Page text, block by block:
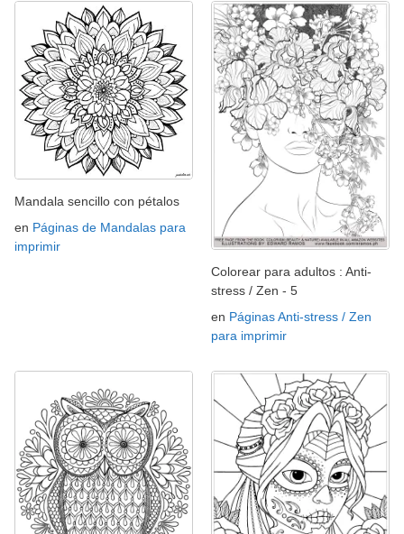
Mandala sencillo con pétalos
en Páginas de Mandalas para
imprimir
Colorear para adultos : Anti-
stress / Zen - 5
en Páginas Anti-stress / Zen
para imprimir